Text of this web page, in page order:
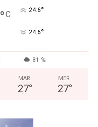
°C 24.6°
24.6°
81 %
MAR
27°
MER
27°